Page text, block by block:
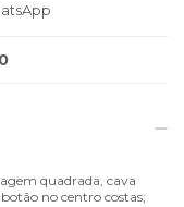
quadrada, cava
no centro costas;